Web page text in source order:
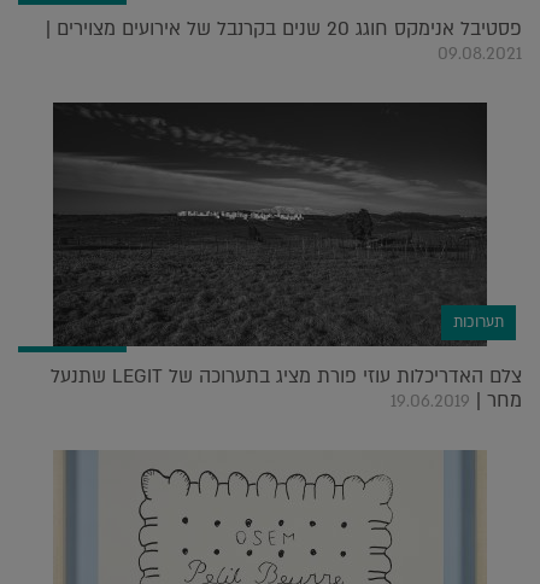
פסטיבל אנימקס חוגג 20 שנים בקרנבל של אירועים מצוירים |
09.08.2021
תערוכות
צלם האדריכלות עוזי פורת מציג בתערוכה של LEGIT שתנעל
מחר | 19.06.2019